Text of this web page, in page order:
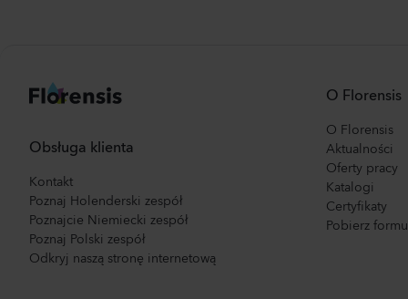
Obsługa klienta
Kontakt
Poznaj Holenderski zespół
Poznajcie Niemiecki zespół
Poznaj Polski zespół
Odkryj naszą stronę internetową
O Florensis
O Florensis
Aktualności
Oferty pracy
Katalogi
Certyfikaty
Pobierz